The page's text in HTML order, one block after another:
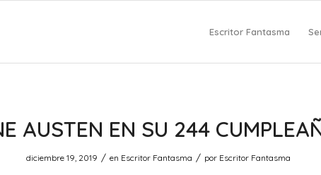
Escritor Fantasma
AUSTEN EN SU 244
diciembre 19, 2019 / en Escritor Fantasma / por Escritor Fantasma